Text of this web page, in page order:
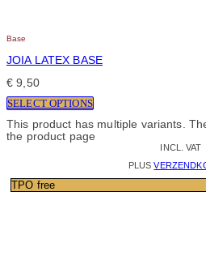
Base
JOIA LATEX BASE
€ 9,50
SELECT OPTIONS
This product has multiple variants.
the product page
INCL. VAT
PLUS
TPO free